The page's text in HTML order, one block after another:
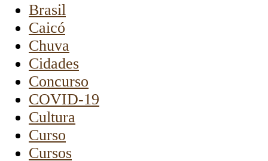
Brasil
Caicó
Chuva
Cidades
Concurso
COVID-19
Cultura
Curso
Cursos